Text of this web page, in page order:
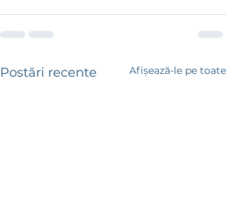
Postări recente Afișează-le pe toate